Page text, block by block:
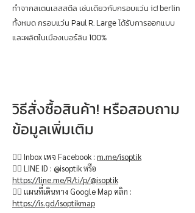
ทำจากสเตนเลสสตีล เช่นเดียวกับกรอบแว่น ic! berlin
ทั้งหมด กรอบแว่น Paul R. Large ได้รับการออกแบบ
และผลิตในเมืองเบอร์ลิน 100%
วิธีสั่งซื้อสินค้า! หรือสอบถาม
ข้อมูลเพิ่มเติม
👉🏻 Inbox เพจ Facebook : m.me/isoptik
👉🏻 LINE ID : @isoptik หรือ
https://line.me/R/ti/p/@isoptik
👉🏻 แผนที่เดินทาง Google Map คลิก :
https://is.gd/isoptikmap